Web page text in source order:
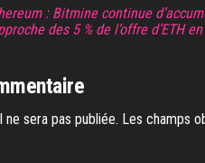
: Bitmine continue
des 5 % de l’offre d’ETH
sera pas publiée. Les champs